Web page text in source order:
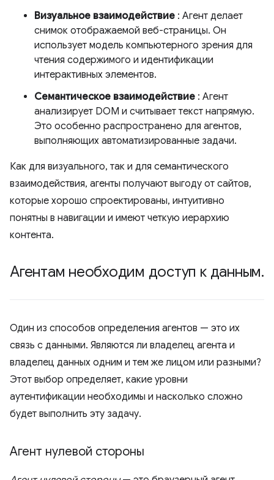
Визуальное взаимодействие : Агент делает
снимок отображаемой веб-страницы. Он
использует модель компьютерного зрения для
чтения содержимого и идентификации
интерактивных элементов.
Семантическое взаимодействие : Агент
анализирует DOM и считывает текст напрямую.
Это особенно распространено для агентов,
выполняющих автоматизированные задачи.
Как для визуального, так и для семантического
взаимодействия, агенты получают выгоду от сайтов,
которые хорошо спроектированы, интуитивно
понятны в навигации и имеют четкую иерархию
контента.
Агентам необходим доступ к данным.
Один из способов определения агентов — это их
связь с данными. Являются ли владелец агента и
владелец данных одним и тем же лицом или разными?
Этот выбор определяет, какие уровни
аутентификации необходимы и насколько сложно
будет выполнить эту задачу.
Агент нулевой стороны